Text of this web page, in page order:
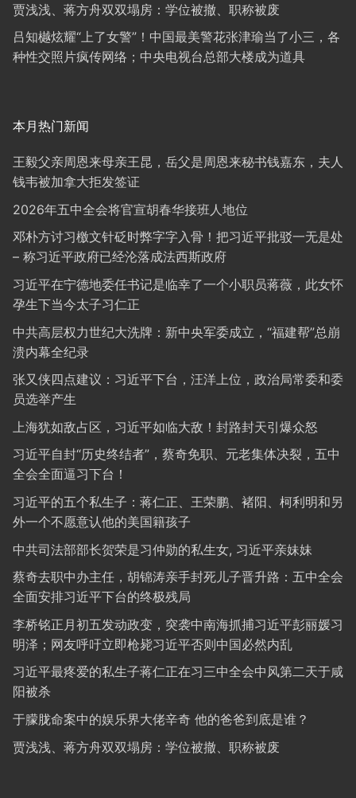
贾浅浅、蒋方舟双双塌房：学位被撤、职称被废
吕知樾炫耀“上了女警”！中国最美警花张津瑜当了小三，各
种性交照片疯传网络；中央电视台总部大楼成为道具
本月热门新闻
王毅父亲周恩来母亲王昆，岳父是周恩来秘书钱嘉东，夫人
钱韦被加拿大拒发签证
2026年五中全会将官宣胡春华接班人地位
邓朴方讨习檄文针砭时弊字字入骨！把习近平批驳一无是处
– 称习近平政府已经沦落成法西斯政府
习近平在宁德地委任书记是临幸了一个小职员蒋薇，此女怀
孕生下当今太子习仁正
中共高层权力世纪大洗牌：新中央军委成立，“福建帮”总崩
溃内幕全纪录
张又侠四点建议：习近平下台，汪洋上位，政治局常委和委
员选举产生
上海犹如敌占区，习近平如临大敌！封路封天引爆众怒
习近平自封“历史终结者”，蔡奇免职、元老集体决裂，五中
全会全面逼习下台！
习近平的五个私生子：蒋仁正、王荣鹏、褚阳、柯利明和另
外一个不愿意认他的美国籍孩子
中共司法部部长贺荣是习仲勋的私生女, 习近平亲妹妹
蔡奇去职中办主任，胡锦涛亲手封死儿子晋升路：五中全会
全面安排习近平下台的终极残局
李桥铭正月初五发动政变，突袭中南海抓捕习近平彭丽媛习
明泽；网友呼吁立即枪毙习近平否则中国必然内乱
习近平最疼爱的私生子蒋仁正在习三中全会中风第二天于咸
阳被杀
于朦胧命案中的娱乐界大佬辛奇 他的爸爸到底是谁？
贾浅浅、蒋方舟双双塌房：学位被撤、职称被废